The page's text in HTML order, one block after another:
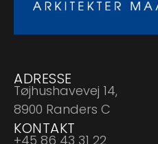
ADRESSE
Tøjhushavevej 14,
8900 Randers C
KONTAKT
+45 86 43 31 22